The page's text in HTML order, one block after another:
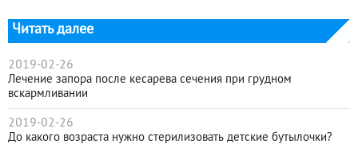
Читать далее
2019-02-26
Лечение запора после кесарева сечения при грудном
вскармливании
2019-02-26
До какого возраста нужно стерилизовать детские бутылочки?